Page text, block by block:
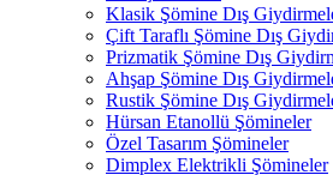
Klasik Şömine Dış
Çift Taraflı Şömine Dış
Prizmatik Şömine Dış
Ahşap Şömine Dış
Rustik Şömine Dış
Hürsan Etanollü Şömineler
Özel Tasarım Şömineler
Dimplex Elektrikli Şömineler